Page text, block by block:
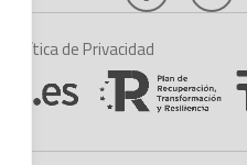
Política de Privacidad